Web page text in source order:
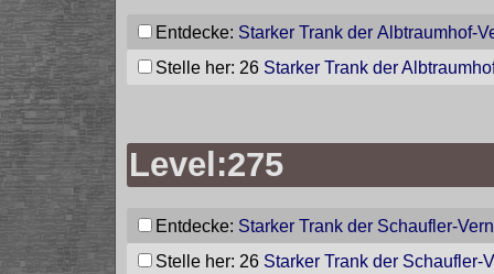
Entdecke: Starker Trank der Albtraumhof-
Stelle her: 26 Starker Trank der
Level:275
Entdecke: Starker Trank der Schaufler-
Stelle her: 26 Starker Trank der Schaufler-